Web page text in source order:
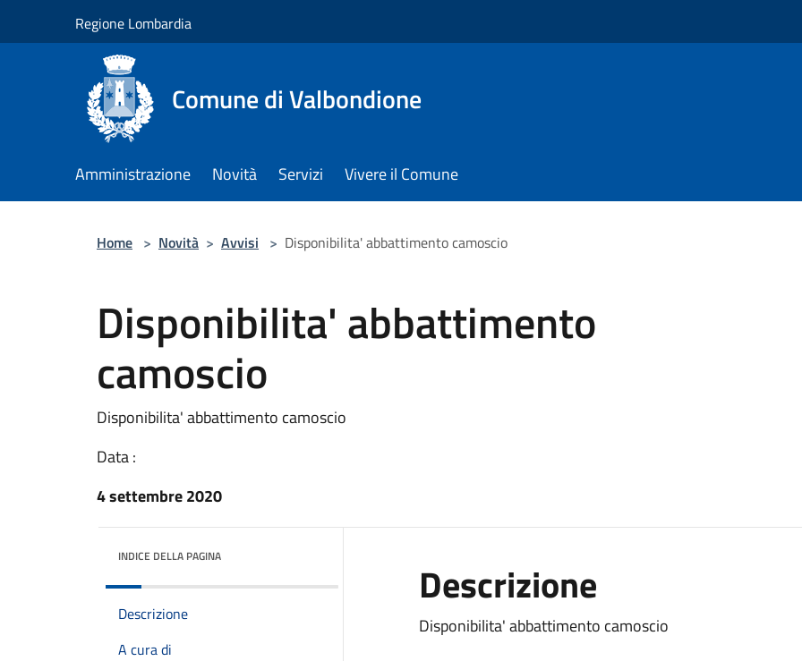
Regione Lombardia
Comune di Valbondione
Amministrazione Novità Servizi Vivere il Comune
Home > Novità > Avvisi > Disponibilita' abbattimento camoscio
Disponibilita' abbattimento
camoscio
Disponibilita' abbattimento camoscio
Data :
4 settembre 2020
INDICE DELLA PAGINA
Descrizione
A cura di
Descrizione
Disponibilita' abbattimento camoscio